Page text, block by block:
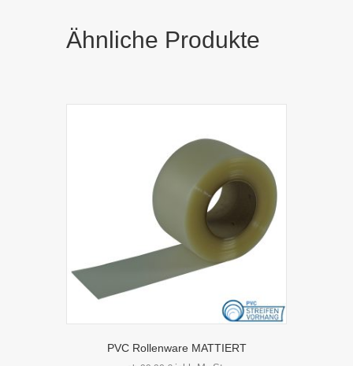
Ähnliche Produkte
PVC Rollenware MATTIERT